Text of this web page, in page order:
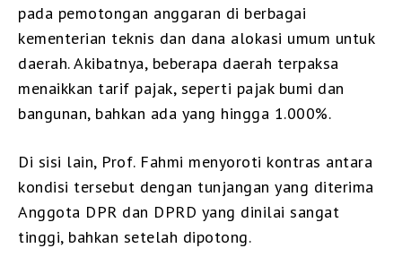
pada pemotongan anggaran di berbagai
kementerian teknis dan dana alokasi umum untuk
daerah. Akibatnya, beberapa daerah terpaksa
menaikkan tarif pajak, seperti pajak bumi dan
bangunan, bahkan ada yang hingga 1.000%.
Di sisi lain, Prof. Fahmi menyoroti kontras antara
kondisi tersebut dengan tunjangan yang diterima
Anggota DPR dan DPRD yang dinilai sangat
tinggi, bahkan setelah dipotong.